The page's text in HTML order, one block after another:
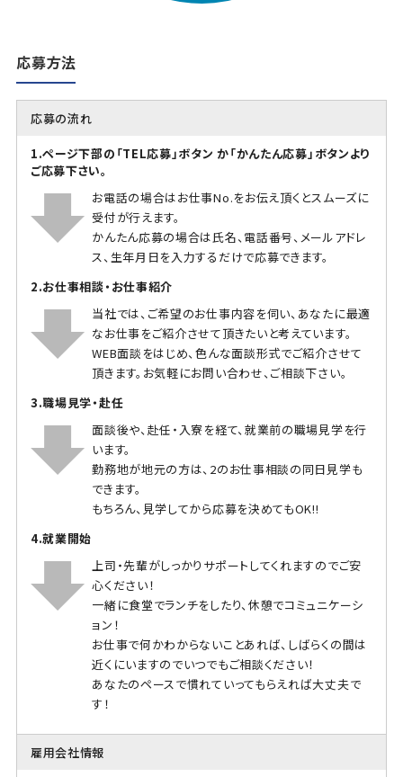
応募方法
応募の流れ
1.ページ下部の「TEL応募」ボタン か「かんたん応募」ボタンより
ご応募下さい。
お電話の場合はお仕事No.をお伝え頂くとスムーズに
受付が行えます。
かんたん応募の場合は氏名、電話番号、メールアドレ
ス、生年月日を入力するだけで応募できます。
2.お仕事相談・お仕事紹介
当社では、ご希望のお仕事内容を伺い、あなたに最適
なお仕事をご紹介させて頂きたいと考えています。
WEB面談をはじめ、色んな面談形式でご紹介させて
頂きます。お気軽にお問い合わせ、ご相談下さい。
3.職場見学・赴任
面談後や、赴任・入寮を経て、就業前の職場見学を行
います。
勤務地が地元の方は、2のお仕事相談の同日見学も
できます。
もちろん、見学してから応募を決めてもOK!!
4.就業開始
上司・先輩がしっかりサポートしてくれますのでご安
心ください！
一緒に食堂でランチをしたり、休憩でコミュニケーシ
ョン！
お仕事で何かわからないことあれば、しばらくの間は
近くにいますのでいつでもご相談ください！
あなたのペースで慣れていってもらえれば大丈夫で
す！
雇用会社情報